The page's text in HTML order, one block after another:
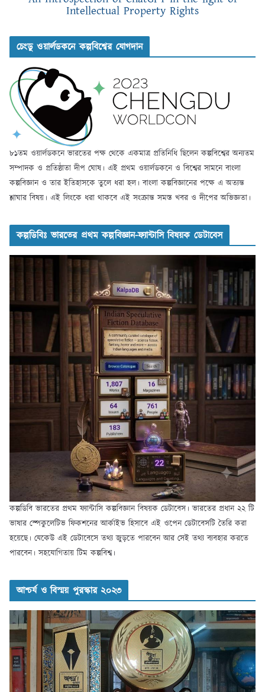
Intellectual Property Rights
চেংডু ওয়ার্লডকনে কল্পবিশ্বের যোগদান
৮১তম ওয়ার্লডকনে ভারতের পক্ষ থেকে একমাত্র প্রতিনিধি ছিলেন কল্পবিশ্বের অন্যতম
সম্পাদক ও প্রতিষ্ঠাতা দীপ ঘোষ। এই প্রথম ওয়ার্লডকনে ও বিশ্বের সামনে বাংলা
কল্পবিজ্ঞান ও তার ইতিহাসকে তুলে ধরা হল। বাংলা কল্পবিজ্ঞানের পক্ষে এ অত্যন্ত
শ্লাঘার বিষয়। এই লিংকে ধরা থাকবে এই সংক্রান্ত সমস্ত খবর ও দীপের অভিজ্ঞতা।
কল্পডিবিঃ ভারতের প্রথম কল্পবিজ্ঞান-ফ্যান্টাসি বিষয়ক ডেটাবেস
কল্পডিবি ভারতের প্রথম ফ্যান্টাসি কল্পবিজ্ঞান বিষয়ক ডেটাবেস। ভারতের প্রধান ২২ টি
ভাষার স্পেকুলেটিভ ফিকশনের আর্কাইভ হিসাবে এই ওপেন ডেটাবেসটি তৈরি করা
হয়েছে। যেকেউ এই ডেটাবেসে তথ্য জুড়তে পারবেন আর সেই তথ্য ব্যবহার করতে
পারবেন। সহযোগিতায় টিম কল্পবিশ্ব।
আশ্চর্য ও বিস্ময় পুরস্কার ২০২৩